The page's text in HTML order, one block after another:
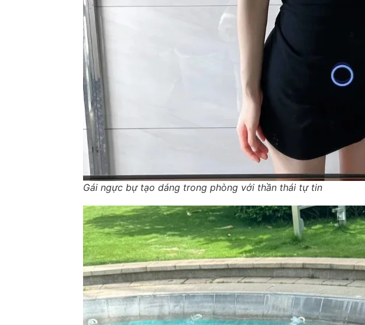
Gái ngực bự tạo dáng trong phòng với thần thái tự tin